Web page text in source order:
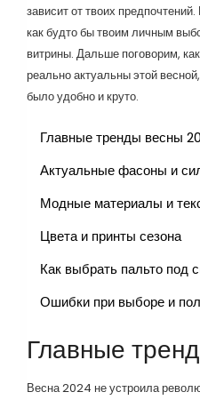
зависит от твоих
как будто бы твоим личным
витрины. Дальше поговорим,
реально актуальны этой
было удобно и круто.
Главные тренды весны
Актуальные фасоны и
Модные материалы и
Цвета и принты сезона
Как выбрать пальто под
Ошибки при выборе и
Главные
Весна 2024 не устроила